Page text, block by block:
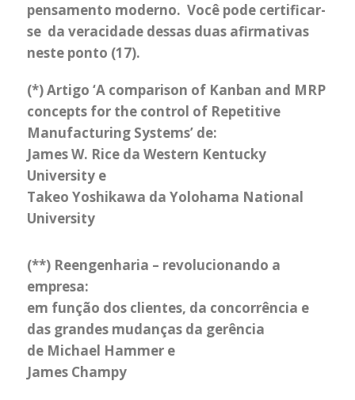
pensamento moderno. Você pode certificar-
se da veracidade dessas duas afirmativas
neste ponto (17).
(*) Artigo ‘A comparison of Kanban and MRP
concepts for the control of Repetitive
Manufacturing Systems’ de:
James W. Rice da Western Kentucky
University e
Takeo Yoshikawa da Yolohama National
University
(**) Reengenharia – revolucionando a
empresa:
em função dos clientes, da concorrência e
das grandes mudanças da gerência
de Michael Hammer e
James Champy